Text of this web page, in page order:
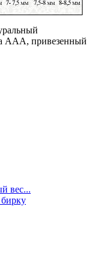
ААА, привезенный
вес...